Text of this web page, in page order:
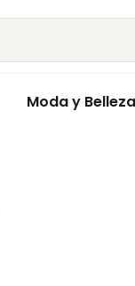
Moda y Belleza